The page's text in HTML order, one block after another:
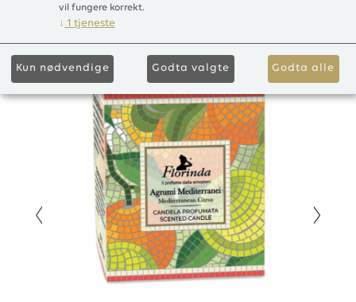
170g
Duftlys 170g
vil fungere korrekt.
↓ 1 tjeneste
Kun nødvendige Godta valgte Godta alle